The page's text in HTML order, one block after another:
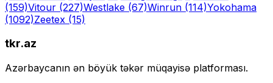
(159)Vitour (227)Westlake (67)Winrun (114)Yokohama
(1092)Zeetex (15)
tkr.az
Azərbaycanın ən böyük təkər müqayisə platforması.